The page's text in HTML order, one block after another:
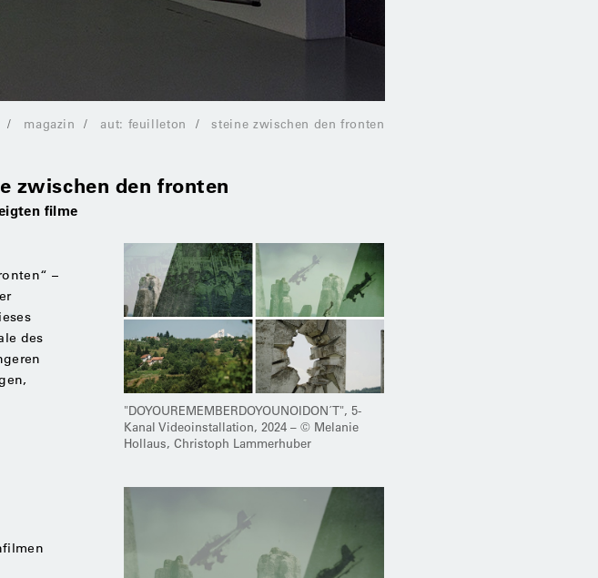
magazin aut: feuilleton steine zwischen den fronten
zwischen den fronten
filme
"DOYOUREMEMBERDOYOUNOIDON´T", 5-
Kanal Videoinstallation, 2024 – © Melanie
Hollaus, Christoph Lammerhuber
–
des